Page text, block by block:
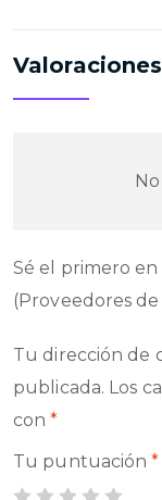
Valoraciones
Sé el primero en
(Proveedores
Tu dirección de
publicada. Los
con*
Tu puntuación*